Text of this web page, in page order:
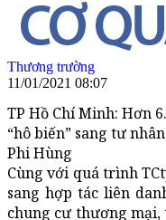
Thương trường
11/01/2021 08:07
TP Hồ Chí Minh: Hơn
“hô biến” sang tư
Phi Hùng
Cùng với quá trình
sang hợp tác liên
chung cư thương mại,